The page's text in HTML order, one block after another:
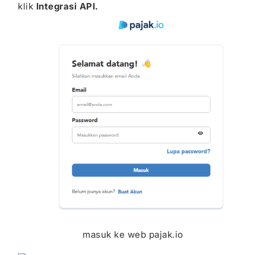
klik Integrasi API.
masuk ke web pajak.io